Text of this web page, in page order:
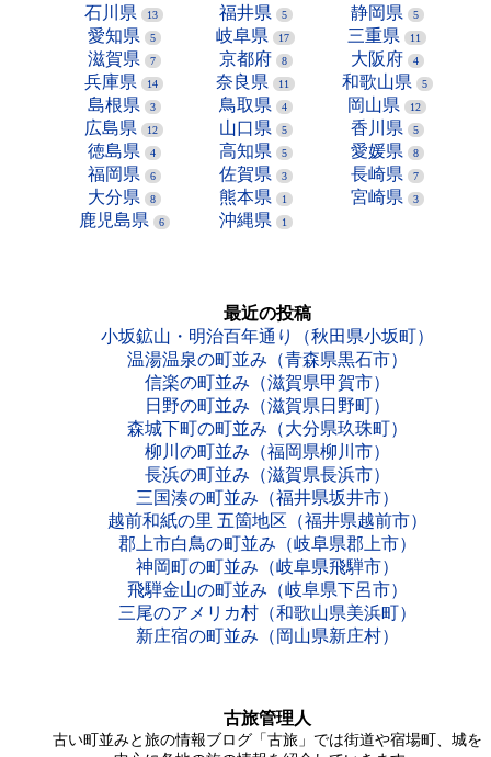
石川県 13 福井県 5 静岡県 5
愛知県 5 岐阜県 17 三重県 11
滋賀県 7 京都府 8 大阪府 4
兵庫県 14 奈良県 11 和歌山県 5
島根県 3 鳥取県 4 岡山県 12
広島県 12 山口県 5 香川県 5
徳島県 4 高知県 5 愛媛県 8
福岡県 6 佐賀県 3 長崎県 7
大分県 8 熊本県 1 宮崎県 3
鹿児島県 6 沖縄県 1
最近の投稿
小坂鉱山・明治百年通り（秋田県小坂町）
温湯温泉の町並み（青森県黒石市）
信楽の町並み（滋賀県甲賀市）
日野の町並み（滋賀県日野町）
森城下町の町並み（大分県玖珠町）
柳川の町並み（福岡県柳川市）
長浜の町並み（滋賀県長浜市）
三国湊の町並み（福井県坂井市）
越前和紙の里 五箇地区（福井県越前市）
郡上市白鳥の町並み（岐阜県郡上市）
神岡町の町並み（岐阜県飛騨市）
飛騨金山の町並み（岐阜県下呂市）
三尾のアメリカ村（和歌山県美浜町）
新庄宿の町並み（岡山県新庄村）
古旅管理人
古い町並みと旅の情報ブログ「古旅」では街道や宿場町、城を